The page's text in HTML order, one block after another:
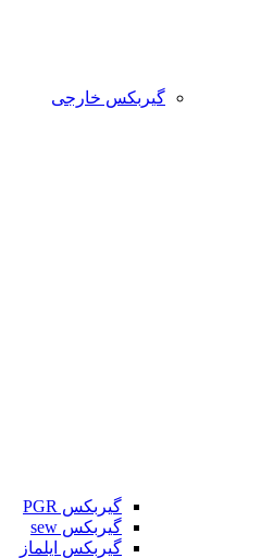
گیربکس خارجی
گیربکس PGR
گیربکس sew
گیربکس ایلماز